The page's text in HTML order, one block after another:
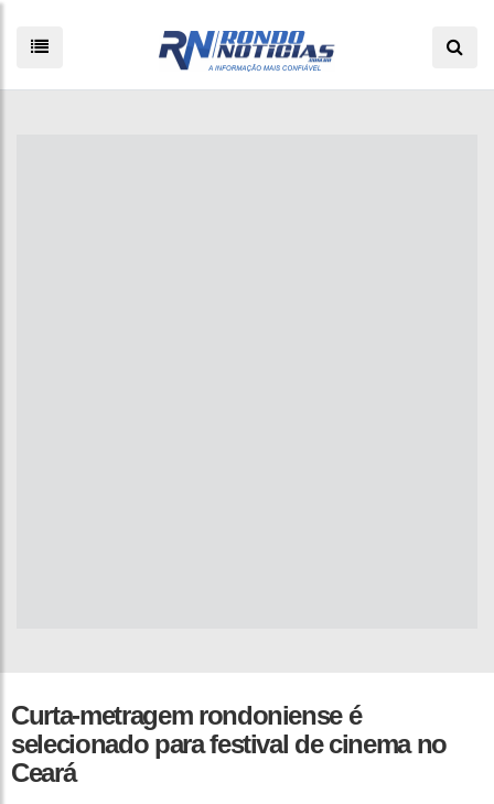
Curta-metragem rondoniense é
selecionado para festival de cinema no
Ceará